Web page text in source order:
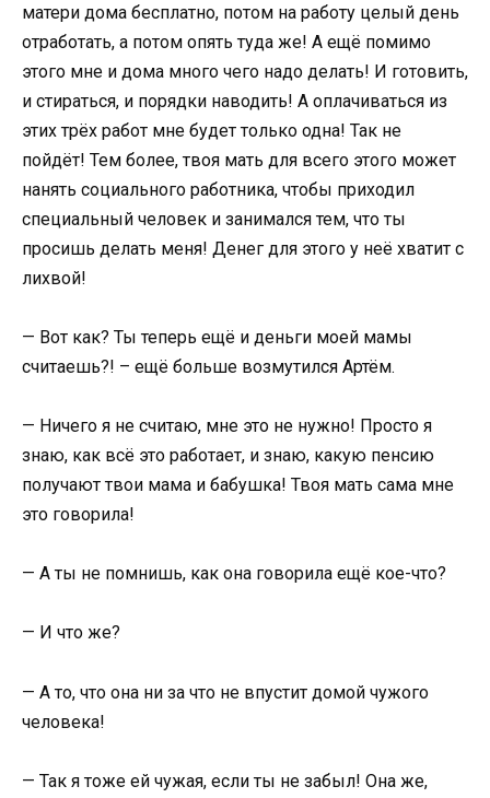
матери дома бесплатно, потом на работу целый день
отработать, а потом опять туда же! А ещё помимо
этого мне и дома много чего надо делать! И готовить,
и стираться, и порядки наводить! А оплачиваться из
этих трёх работ мне будет только одна! Так не
пойдёт! Тем более, твоя мать для всего этого может
нанять социального работника, чтобы приходил
специальный человек и занимался тем, что ты
просишь делать меня! Денег для этого у неё хватит с
лихвой!
— Вот как? Ты теперь ещё и деньги моей мамы
считаешь?! – ещё больше возмутился Артём.
— Ничего я не считаю, мне это не нужно! Просто я
знаю, как всё это работает, и знаю, какую пенсию
получают твои мама и бабушка! Твоя мать сама мне
это говорила!
— А ты не помнишь, как она говорила ещё кое-что?
— И что же?
— А то, что она ни за что не впустит домой чужого
человека!
— Так я тоже ей чужая, если ты не забыл! Она же,